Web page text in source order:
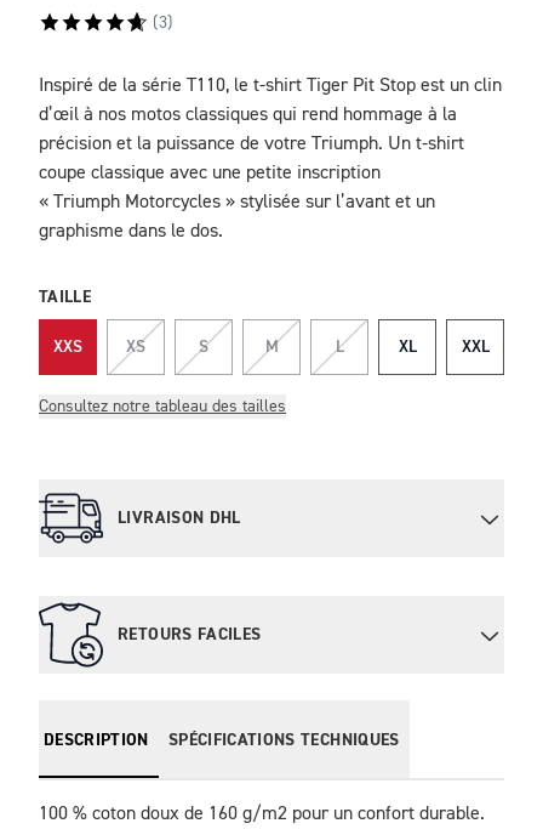
(3)
DESCRIPTION
Inspiré de la série T110, le t-shirt Tiger Pit Stop est un clin
d’œil à nos motos classiques qui rend hommage à la
précision et la puissance de votre Triumph. Un t-shirt
coupe classique avec une petite inscription
« Triumph Motorcycles » stylisée sur l’avant et un
graphisme dans le dos.
TAILLE
XXS XS S M L XL XXL
Consultez notre tableau des tailles
LIVRAISON DHL
RETOURS FACILES
DESCRIPTION SPÉCIFICATIONS TECHNIQUES
100 % coton doux de 160 g/m2 pour un confort durable.